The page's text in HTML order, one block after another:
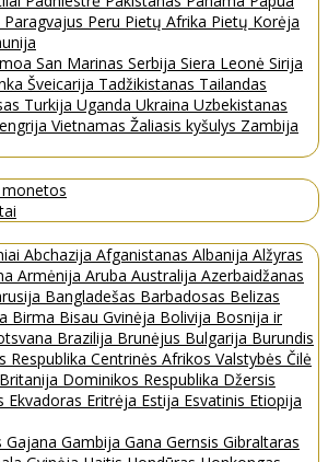
Paragvajus Peru Pietų Afrika Pietų Korėja
San Marinas Serbija Siera Leonė Sirija
Šveicarija Tadžikistanas Tailandas
Turkija Uganda Ukraina Uzbekistanas
Vietnamas Žaliasis kyšulys Zambija
Abchazija Afganistanas Albanija Alžyras
Armėnija Aruba Australija Azerbaidžanas
Bangladešas Barbadosas Belizas
Birma Bisau Gvinėja Bolivija Bosnija ir
Brazilija Brunėjus Bulgarija Burundis
Respublika Centrinės Afrikos Valstybės Čilė
Dominikos Respublika Džersis
Ekvadoras Eritrėja Estija Esvatinis Etiopija
Gajana Gambija Gana Gernsis Gibraltaras